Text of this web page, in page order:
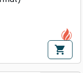
shopping_cart